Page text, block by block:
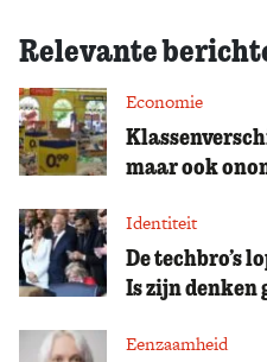
Relevante
Economie
maar ook
Identiteit
De techbro’s
Is zijn
Eenzaamheid